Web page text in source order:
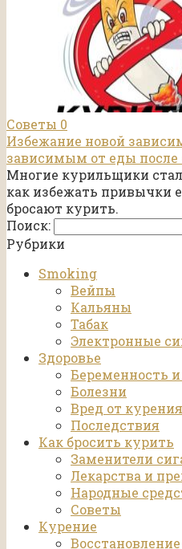
Советы 0
Избежание новой
зависимым от еды после
Многие курильщики
как избежать привычки
бросают курить.
Поиск:
Рубрики
Smoking
Вейпы
Кальяны
Табак
Электронные
Здоровье
Беременность
Болезни
Вред от курения
Последствия
Как бросить курить
Заменители
Лекарства и
Народные
Советы
Курение
Восстановление